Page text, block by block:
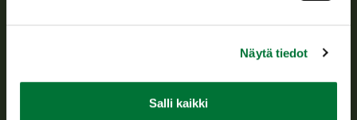
Näytä tiedot
Salli kaikki
Tietoa meistä
Avoinna arkipäivisin klo 9-15.